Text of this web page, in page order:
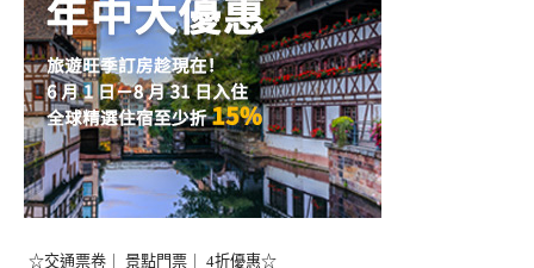
☆交通票卷｜ 景點門票｜ 4折優惠☆